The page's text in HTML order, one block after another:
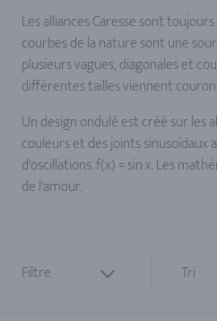
Les alliances Caresse sont
courbes de la nature sont une
plusieurs vagues, diagonales et
différentes tailles viennent
Un design ondulé est créé sur les
couleurs et des joints
d'oscillations. f(x) = sin x. Les
de l'amour.
Filtre Tri